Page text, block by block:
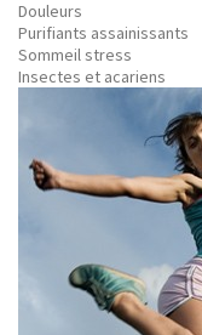
Douleurs
Purifiants assainissants
Sommeil stress
Insectes et acariens